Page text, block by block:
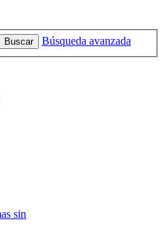
Buscar Búsqueda avanzada
sin